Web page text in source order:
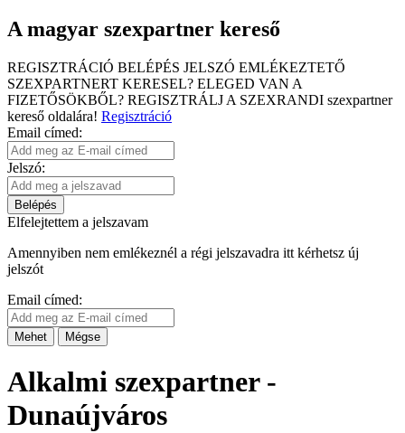
A magyar szexpartner kereső
REGISZTRÁCIÓ BELÉPÉS JELSZÓ EMLÉKEZTETŐ
SZEXPARTNERT KERESEL? ELEGED VAN A
FIZETŐSÖKBŐL? REGISZTRÁLJ A SZEXRANDI szexpartner
kereső oldalára! Regisztráció
Email címed:
Jelszó:
Belépés
Elfelejtettem a jelszavam
Amennyiben nem emlékeznél a régi jelszavadra itt kérhetsz új
jelszót
Email címed:
Mehet Mégse
Alkalmi szexpartner -
Dunaújváros